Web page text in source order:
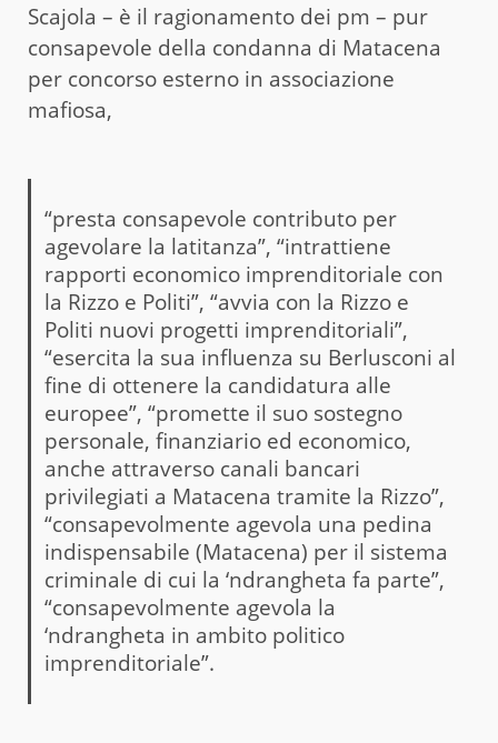
Scajola – è il ragionamento dei pm – pur
consapevole della condanna di Matacena
per concorso esterno in associazione
mafiosa,
“presta consapevole contributo per
agevolare la latitanza”, “intrattiene
rapporti economico imprenditoriale con
la Rizzo e Politi”, “avvia con la Rizzo e
Politi nuovi progetti imprenditoriali”,
“esercita la sua influenza su Berlusconi al
fine di ottenere la candidatura alle
europee”, “promette il suo sostegno
personale, finanziario ed economico,
anche attraverso canali bancari
privilegiati a Matacena tramite la Rizzo”,
“consapevolmente agevola una pedina
indispensabile (Matacena) per il sistema
criminale di cui la ‘ndrangheta fa parte”,
“consapevolmente agevola la
‘ndrangheta in ambito politico
imprenditoriale”.